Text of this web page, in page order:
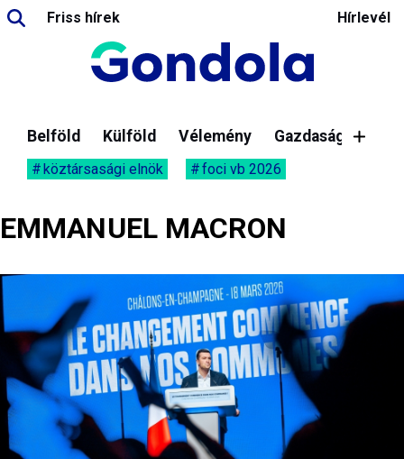
Friss hírek Hírlevél
Belföld Külföld Vélemény Gazdaság
köztársasági elnök foci vb 2026
EMMANUEL MACRON